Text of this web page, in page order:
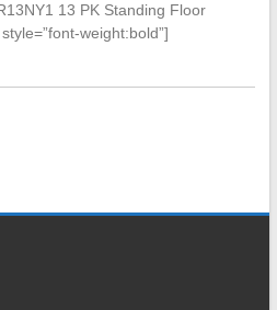
13 PK Standing Floor
weight:bold”]